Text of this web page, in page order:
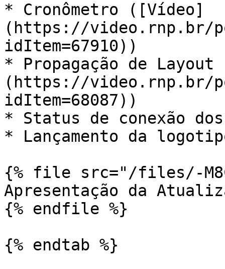
* Cronômetro ([Vídeo]
(https://video.rnp.br/
idItem=67910))
* Propagação de
(https://video.rnp.br/
idItem=68087))
* Status de conexão
* Lançamento da
{% file src="/files/-
Apresentação da
{% endfile %}
{% endtab %}